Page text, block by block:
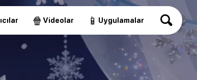
🍿 Videolar 📱 Uygulamalar